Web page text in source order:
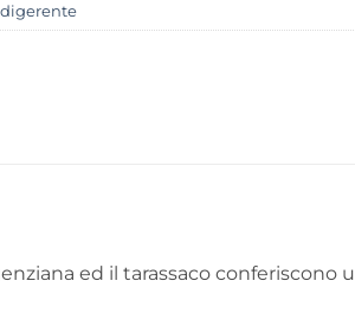
ed il tarassaco conferiscono